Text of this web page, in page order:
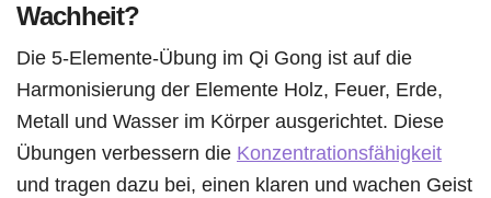
Wachheit?
Die 5-Elemente-Übung im Qi Gong ist auf die
Harmonisierung der Elemente Holz, Feuer, Erde,
Metall und Wasser im Körper ausgerichtet. Diese
Übungen verbessern die Konzentrationsfähigkeit
und tragen dazu bei, einen klaren und wachen Geist